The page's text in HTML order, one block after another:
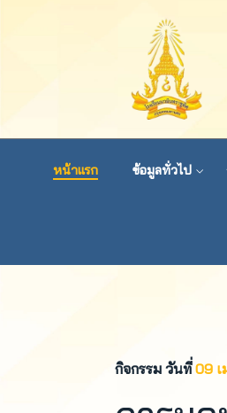
หน้าแรก ข้อมูลทั่วไป
กิจกรรม วันที่09